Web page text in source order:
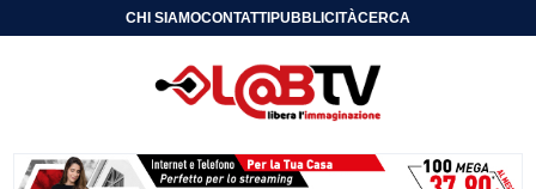
CHI SIAMOCONTATTIPUBBLICITÀCERCA